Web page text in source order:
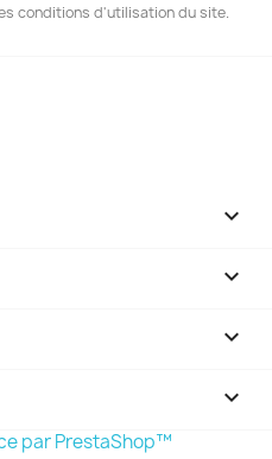
conditions d'utilisation du site.



keyboard_arrow_down
par PrestaShop™